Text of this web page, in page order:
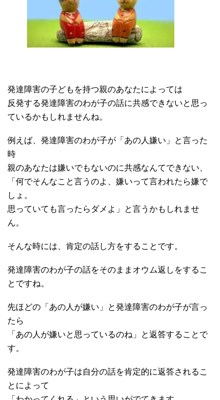
発達障害の子どもを持つ親のあなたによっては
反発する発達障害のわが子の話に共感できないと思っ
ているかもしれませんね。
例えば、発達障害のわが子が「あの人嫌い」と言った
時
親のあなたは嫌いでもないのに共感なんてできない、
「何でそんなこと言うのよ、嫌いって言われたら嫌で
しょ。
思っていても言ったらダメよ」と言うかもしれませ
ん。
そんな時には、肯定の話し方をすることです。
発達障害のわが子の話をそのままオウム返しをするこ
とですね。
先ほどの「あの人が嫌い」と発達障害のわが子が言っ
たら
「あの人が嫌いと思っているのね」と返答することで
す。
発達障害のわが子は自分の話を肯定的に返答されるこ
とによって